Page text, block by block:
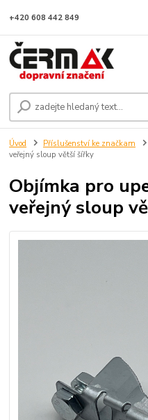
+420 608 442 849
Úvod Příslušenství ke značkam
veřejný sloup větší šířky
Objímka pro
veřejný sloup